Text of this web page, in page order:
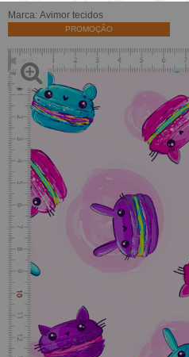
Marca: Avimor tecidos
PROMOÇÃO